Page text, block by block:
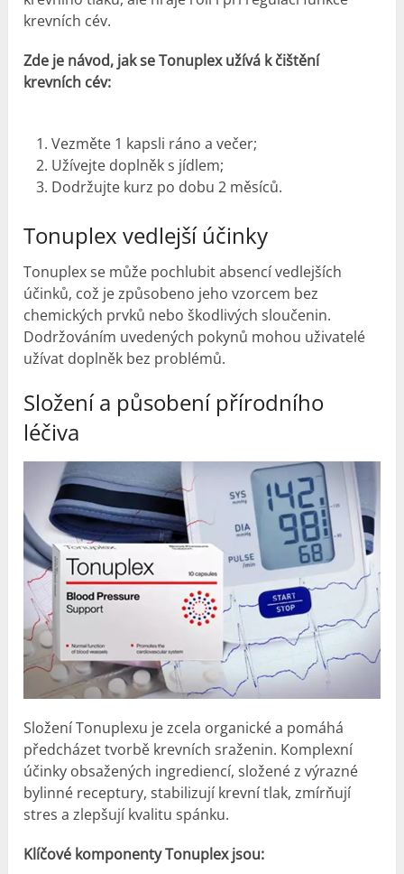
krevních cév.
Zde je návod, jak se Tonuplex užívá k čištění
krevních cév:
Vezměte 1 kapsli ráno a večer;
Užívejte doplněk s jídlem;
Dodržujte kurz po dobu 2 měsíců.
Tonuplex vedlejší účinky
Tonuplex se může pochlubit absencí vedlejších
účinků, což je způsobeno jeho vzorcem bez
chemických prvků nebo škodlivých sloučenin.
Dodržováním uvedených pokynů mohou uživatelé
užívat doplněk bez problémů.
Složení a působení přírodního
léčiva
Složení Tonuplexu je zcela organické a pomáhá
předcházet tvorbě krevních sraženin. Komplexní
účinky obsažených ingrediencí, složené z výrazné
bylinné receptury, stabilizují krevní tlak, zmírňují
stres a zlepšují kvalitu spánku.
Klíčové komponenty Tonuplex jsou: